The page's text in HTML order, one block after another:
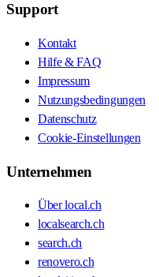
Support
Kontakt
Hilfe & FAQ
Impressum
Nutzungsbedingungen
Datenschutz
Cookie-Einstellungen
Unternehmen
Über local.ch
localsearch.ch
search.ch
renovero.ch